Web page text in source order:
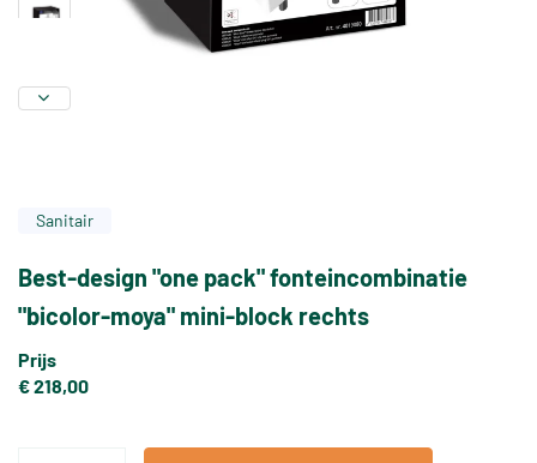
Sanitair
Best-design "one pack" fonteincombinatie
"bicolor-moya" mini-block rechts
Prijs
€ 218,00